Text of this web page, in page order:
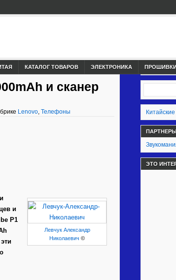
КАТАЛОГ ТОВАРОВ ЭЛЕКТРОНИКА
и сканер
Lenovo, Телефоны
Левчук Александр
Николаевич ©
и
Р1
ПАРТНЕРЫ
ЭТО